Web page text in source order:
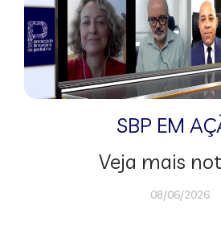
SBP EM
Veja mais
08/06/2026